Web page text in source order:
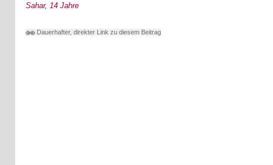
Sahar, 14 Jahre
Dauerhafter, direkter Link zu diesem Beitrag